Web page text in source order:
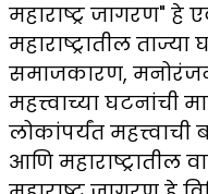
महाराष्ट्र जागरण" हे
महाराष्ट्रातील
समाजकारण,
महत्त्वाच्या घटनांची
लोकांपर्यंत
आणि महाराष्ट्रातील